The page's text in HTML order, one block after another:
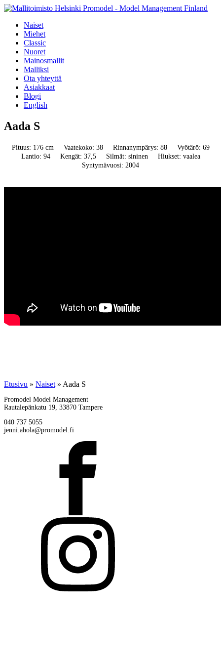
Naiset
Miehet
Classic
Nuoret
Mainosmallit
Malliksi
Ota yhteyttä
Asiakkaat
Blogi
English
Aada S
Pituus: 176 cm Vaatekoko: 38 Rinnanympärys: 88
Vyötärö: 69
Lantio: 94
Kengät: 37,5 Silmät: sininen
Hiukset: vaalea
Syntymävuosi: 2004
Etusivu » Naiset » Aada S
Promodel Model Management
Rautalepänkatu 19, 33870 Tampere
040 737 5055
jenni.ahola@promodel.fi